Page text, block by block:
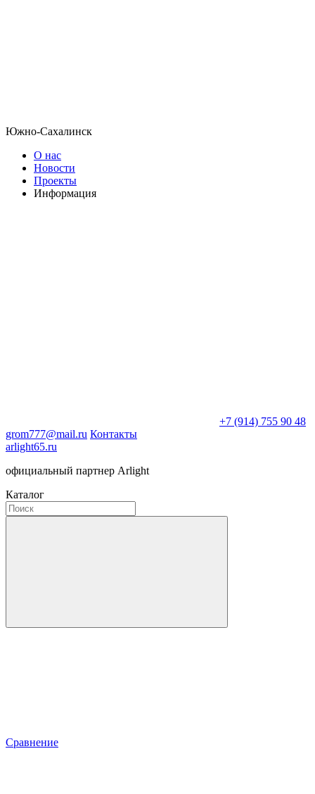
Южно-Сахалинск
О нас
Новости
Проекты
Информация
+7 (914) 755 90 48
grom777@mail.ru Контакты
arlight65.ru
официальный партнер Arlight
Каталог
Сравнение